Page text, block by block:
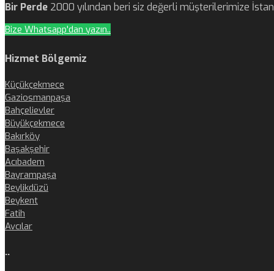
Bir Perde 2000 yılından beri siz değerli müşterilerimize
Bize Whatsapp'dan yazın..
Hizmet Bölgemiz
Küçükçekmece
Gaziosmanpaşa
Bahçelievler
Büyükçekmece
Bakırköy
Başakşehir
Acıbadem
Bayrampaşa
Beylikdüzü
Beykent
Fatih
Avcılar
..